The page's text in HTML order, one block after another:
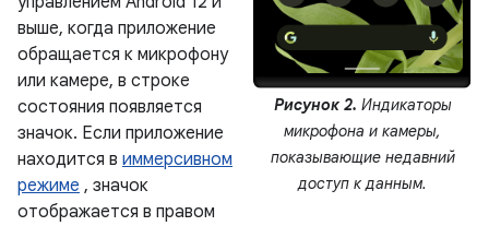
Рисунок 2. Индикаторы
микрофона и камеры,
показывающие недавний
доступ к данным.
выше, когда приложение
обращается к микрофону
или камере, в строке
состояния появляется
значок. Если приложение
находится в иммерсивном
режиме , значок
отображается в правом